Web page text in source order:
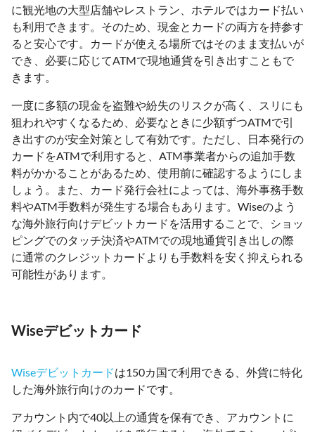
に観光地の大型店舗やレストラン、ホテルではカード払い
も利用できます。そのため、現金とカードの両方を持参す
ると安心です。カードが使える場所ではそのまま支払いが
でき、必要に応じてATMで現地通貨を引き出すこともで
きます。
一度に多額の現金を盗難や紛失のリスクが高く、スリにも
狙われやすくなるため、必要なときに少額ずつATMで引
き出すのが安全対策として有効です。ただし、日本発行の
カードをATMで利用すると、ATM事業者からの追加手数
料がかかることがあるため、使用前に確認するようにしま
しょう。また、カード発行会社によっては、海外事務手数
料やATM手数料が発生する場合もあります。Wiseのよう
な海外旅行向けデビットカードを活用することで、ショッ
ピングでのタッチ決済やATMでの現地通貨引き出しの際
に通常のクレジットカードよりも手数料を安く抑えられる
可能性があります。
Wiseデビットカード
Wiseデビットカードは150カ国で利用できる、外貨に特化
した海外旅行向けのカードです。
アカウント内で40以上の通貨を保有でき、アカウントに